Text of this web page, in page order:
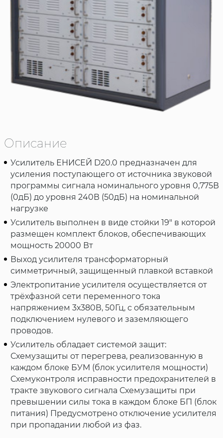
Описание
Усилитель ЕНИСЕЙ D20.0 предназначен для
усиления поступающего от источника звуковой
программы сигнала номинального уровня 0,775В
(0дБ) до уровня 240В (50дБ) на номинальной
нагрузке
Усилитель выполнен в виде стойки 19" в которой
размещен комплект блоков, обеспечивающих
мощность 20000 Вт
Выход усилителя трансформаторный
симметричный, защищенный плавкой вставкой
Электропитание усилителя осуществляется от
трёхфазной сети переменного тока
напряжением 3х380В, 50Гц, с обязательным
подключением нулевого и заземляющего
проводов.
Усилитель обладает системой защит:
Схемузащиты от перегрева, реализованную в
каждом блоке БУМ (блок усилителя мощности)
Схемуконтроля исправности предохранителей в
тракте звукового сигнала Схемузащиты при
превышении силы тока в каждом блоке БП (блок
питания) Предусмотрено отключение усилителя
при пропадании любой из фаз.